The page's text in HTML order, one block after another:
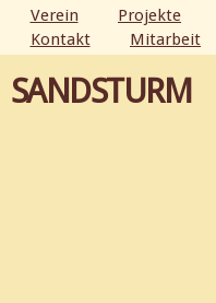
Direkt
zum
Inhalt
HAUPTMENÜ
Verein Projekte
Kontakt
Mitarbeit
SANDSTURM